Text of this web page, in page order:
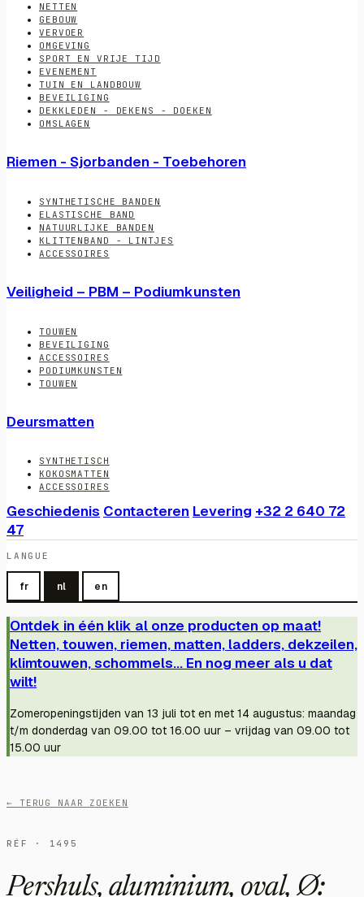
NETTEN
GEBOUW
VERVOER
OMGEVING
SPORT EN VRIJE TIJD
EVENEMENT
TUIN EN LANDBOUW
BEVEILIGING
DEKKLEDEN - DEKENS - DOEKEN
OMSLAGEN
Riemen - Sjorbanden - Toebehoren
SYNTHETISCHE BANDEN
ELASTISCHE BAND
NATUURLIJKE BANDEN
KLITTENBAND - LINTJES
ACCESSOIRES
Veiligheid – PBM – Podiumkunsten
TOUWEN
BEVEILIGING
ACCESSOIRES
PODIUMKUNSTEN
TOUWEN
Deursmatten
SYNTHETISCH
KOKOSMATTEN
ACCESSOIRES
Geschiedenis Contacteren Levering +32 2 640 72
47
LANGUE
fr nl en
Ontdek in één klik al onze producten op maat!
Netten, touwen, riemen, matten, ladders, dekzeilen,
klimtouwen, schommels... En nog meer als u dat
wilt!
Zomeropeningstijden van 13 juli tot en met 14 augustus: maandag
t/m donderdag van 09.00 tot 16.00 uur – vrijdag van 09.00 tot
15.00 uur
← TERUG NAAR ZOEKEN
RÉF · 1495
Pershuls, aluminium, oval, Ø: